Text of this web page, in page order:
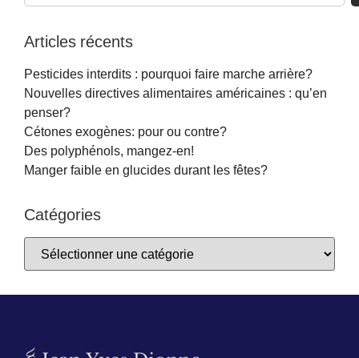
Articles récents
Pesticides interdits : pourquoi faire marche arrière?
Nouvelles directives alimentaires américaines : qu’en
penser?
Cétones exogènes: pour ou contre?
Des polyphénols, mangez-en!
Manger faible en glucides durant les fêtes?
Catégories